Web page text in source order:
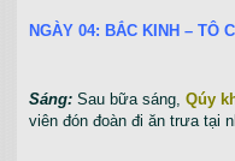
NGÀY 04: BẮC KINH – TÔ
Sáng: Sau bữa sáng, Qúy
viên đón đoàn đi ăn trưa tại